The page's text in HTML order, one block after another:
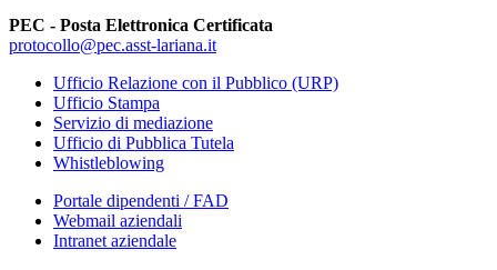
PEC - Posta Elettronica Certificata
protocollo@pec.asst-lariana.it
Ufficio Relazione con il Pubblico (URP)
Ufficio Stampa
Servizio di mediazione
Ufficio di Pubblica Tutela
Whistleblowing
Portale dipendenti / FAD
Webmail aziendali
Intranet aziendale